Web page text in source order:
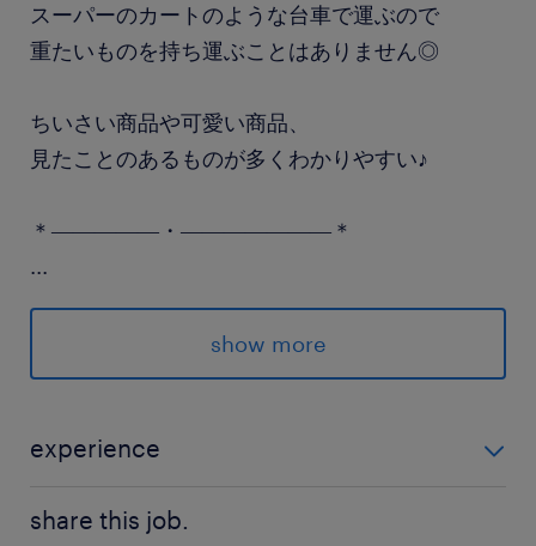
スーパーのカートのような台車で運ぶので
重たいものを持ち運ぶことはありません◎
ちいさい商品や可愛い商品、
見たことのあるものが多くわかりやすい♪
＊―――――・―――――――＊
...
転職活動中の方も安心！
土日の派遣登録OK☆
お気軽にご相談ください♪
派遣先の特徴
show more
experience
も不問です＊＊ 現在就業中のスタッフさんの中には、
share this job.